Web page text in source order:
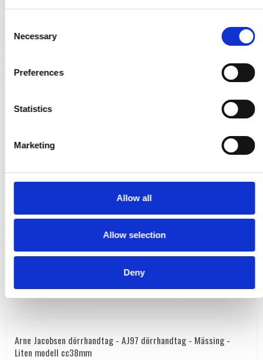
Necessary
Preferences
Statistics
Marketing
Allow all
Allow selection
Deny
Arne Jacobsen dörrhandtag - AJ97 dörrhandtag - Mässing -
Liten modell cc38mm